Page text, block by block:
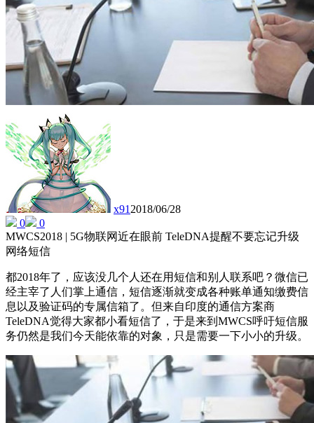
x912018/06/28
0
0
MWCS2018 | 5G物联网近在眼前 TeleDNA提醒不要忘记升级
网络短信
都2018年了，应该没几个人还在用短信和别人联系吧？微信已
经主宰了人们掌上通信，短信逐渐就变成各种账单通知缴费信
息以及验证码的专属信箱了。但来自印度的通信方案商
TeleDNA觉得大家都小看短信了，于是来到MWCS呼吁短信服
务仍然是我们今天能依靠的对象，只是需要一下小小的升级。